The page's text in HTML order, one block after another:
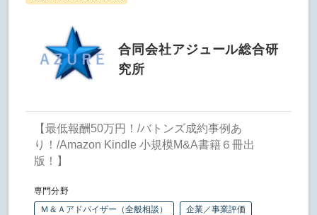
合同会社アジュール総合研
究所
【最低報酬50万円！/バトンズ成約事例あ
り！/Amazon Kindle 小規模M&A書籍６冊出
版！】
専門分野
Ｍ＆Ａアドバイザー（全般相談）
企業／事業評価